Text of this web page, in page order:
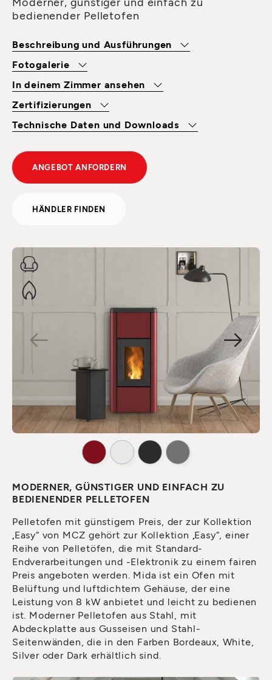
bedienender Pelletofen
Beschreibung und Ausführungen
Fotogalerie
In deinem Zimmer ansehen
Zertifizierungen
Technische Daten und Downloads
ANGEBOT ANFORDERN
HÄNDLER FINDEN
MODERNER, GÜNSTIGER UND EINFACH ZU
BEDIENENDER PELLETOFEN
Pelletofen mit günstigem Preis, der zur Kollektion
„Easy“ von MCZ gehört zur Kollektion „Easy“, einer
Reihe von Pelletöfen, die mit Standard-
Endverarbeitungen und -Elektronik zu einem fairen
Preis angeboten werden. Mida ist ein Ofen mit
Belüftung und luftdichtem Gehäuse, der eine
Leistung von 8 kW anbietet und leicht zu bedienen
ist. Moderner Pelletofen aus Stahl, mit
Abdeckplatte aus Gusseisen und Stahl-
Seitenwänden, die in den Farben Bordeaux, White,
Silver oder Dark erhältlich sind.